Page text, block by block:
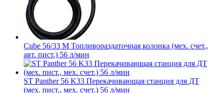
Cube 56/33 M Топливораздаточная колонка (мех. счет.,
авт. пист.) 56 л/мин
ST Panther 56 K33 Перекачивающая станция для ДТ
(мех. пист., мех. счет.) 56 л/мин